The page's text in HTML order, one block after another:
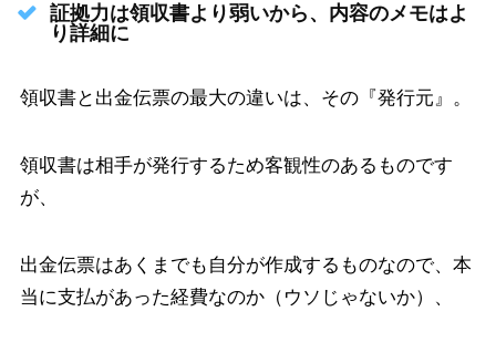
証拠力は領収書より弱いから、内容のメモはよ
り詳細に
領収書と出金伝票の最大の違いは、その『発行元』。
領収書は相手が発行するため客観性のあるものです
が、
出金伝票はあくまでも自分が作成するものなので、本
当に支払があった経費なのか（ウソじゃないか）、